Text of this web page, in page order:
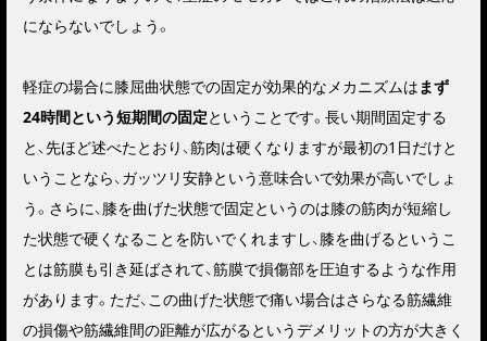
にならないでしょう。
軽症の場合に膝屈曲状態での固定が効果的なメカニズムは まず
24時間という短期間の固定ということです。長い期間固定する
と、先ほど述べたとおり、筋肉は硬くなりますが最初の1日だけと
いうことなら、ガッツリ安静という意味合いで効果が高いでしょ
う。さらに、膝を曲げた状態で固定というのは膝の筋肉が短縮し
た状態で硬くなることを防いでくれますし、膝を曲げるというこ
とは筋膜も引き延ばされて、筋膜で損傷部を圧迫するような作用
があります。ただ、この曲げた状態で痛い場合はさらなる筋繊維
の損傷や筋繊維間の距離が広がるというデメリットの方が大きく